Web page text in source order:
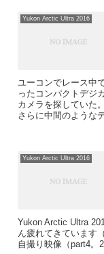
Yukon Arctic Ultra 2016
ユーコンでレース中
ったコンパクトデジ
カメラを探していた
さらに中間のような
Yukon Arctic Ultra 2016
Yukon Arctic Ultra
ん疲れてきています
自撮り映像（part4。